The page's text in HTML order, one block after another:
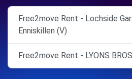
Free2move Rent - Lochside
Enniskillen (V)
Free2move Rent - LYONS